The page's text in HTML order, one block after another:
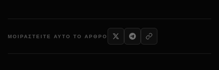
ΜΟΙΡΑΣΤΕΊΤΕ ΑΥΤΌ ΤΟ ΆΡΘΡΟ